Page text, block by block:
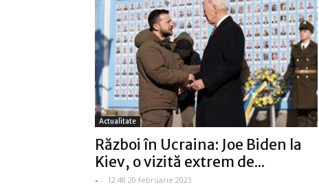
Actualitate
Război în Ucraina: Joe Biden la
Kiev, o vizită extrem de...
- - 12:48 20 februarie 2023